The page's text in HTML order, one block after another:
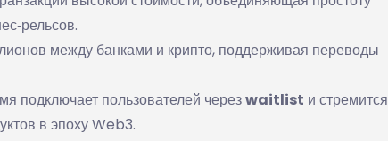
между банками и крипто, поддерживая переводы
подключает пользователей черезwaitlist и стремится
в эпоху Web3.